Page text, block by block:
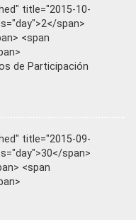
title="2015-10-
span>
<span
de Participación
title="2015-09-
span>
<span